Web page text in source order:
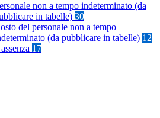
non a tempo indeterminato (da
in tabelle) 30
del personale non a tempo
(da pubblicare in tabelle) 12
17